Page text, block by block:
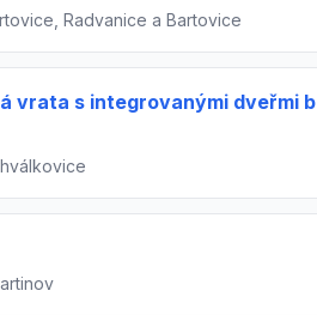
Radvanice a Bartovice
vrata s integrovanými dveřmi